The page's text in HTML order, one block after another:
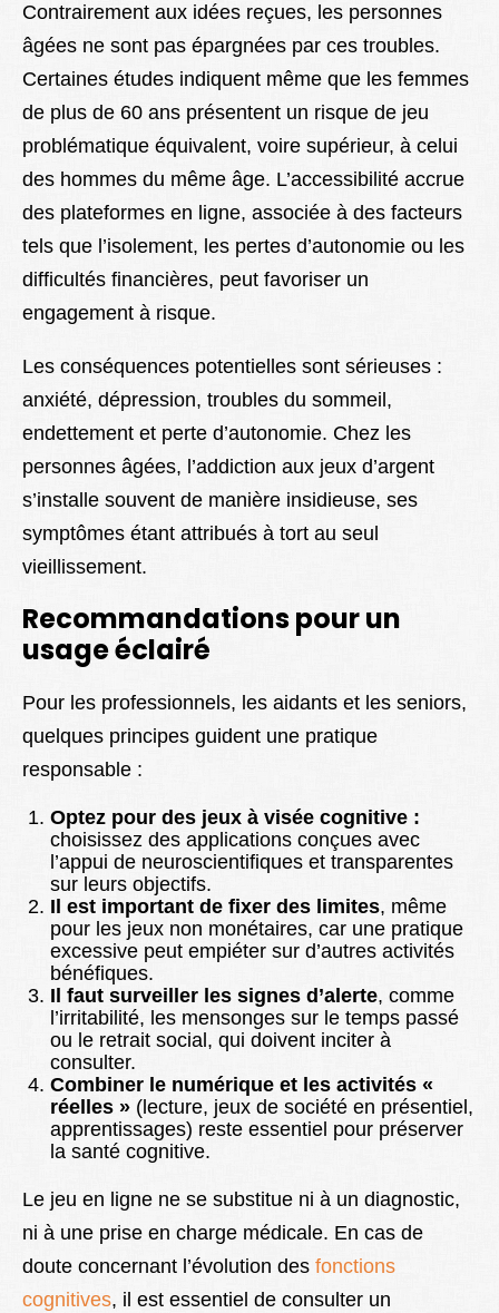
Contrairement aux idées reçues, les personnes
âgées ne sont pas épargnées par ces troubles.
Certaines études indiquent même que les femmes
de plus de 60 ans présentent un risque de jeu
problématique équivalent, voire supérieur, à celui
des hommes du même âge. L’accessibilité accrue
des plateformes en ligne, associée à des facteurs
tels que l’isolement, les pertes d’autonomie ou les
difficultés financières, peut favoriser un
engagement à risque.
Les conséquences potentielles sont sérieuses :
anxiété, dépression, troubles du sommeil,
endettement et perte d’autonomie. Chez les
personnes âgées, l’addiction aux jeux d’argent
s’installe souvent de manière insidieuse, ses
symptômes étant attribués à tort au seul
vieillissement.
Recommandations pour un
usage éclairé
Pour les professionnels, les aidants et les seniors,
quelques principes guident une pratique
responsable :
Optez pour des jeux à visée cognitive :
choisissez des applications conçues avec
l’appui de neuroscientifiques et transparentes
sur leurs objectifs.
Il est important de fixer des limites, même
pour les jeux non monétaires, car une pratique
excessive peut empiéter sur d’autres activités
bénéfiques.
Il faut surveiller les signes d’alerte, comme
l’irritabilité, les mensonges sur le temps passé
ou le retrait social, qui doivent inciter à
consulter.
Combiner le numérique et les activités «
réelles » (lecture, jeux de société en présentiel,
apprentissages) reste essentiel pour préserver
la santé cognitive.
Le jeu en ligne ne se substitue ni à un diagnostic,
ni à une prise en charge médicale. En cas de
doute concernant l’évolution des fonctions
cognitives, il est essentiel de consulter un